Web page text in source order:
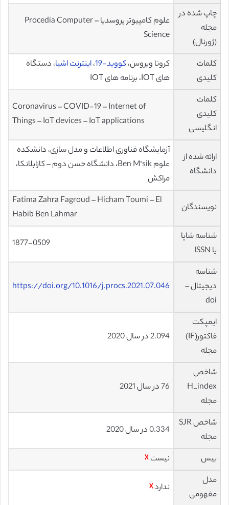
چاپ شده در
مجله
(ژورنال)
علوم کامپیوتر پروسدیا – Procedia Computer
Science
کلمات
کلیدی
کرونا ویروس،کووید-19 ،اینترنت اشیا، دستگاه
های IOT، برنامه های IOT
کلمات
کلیدی
انگلیسی
Coronavirus – COVID-19 – Internet of
Things – IoT devices – IoT applications
ارائه شده از
دانشگاه
آزمایشگاه فناوری اطلاعات و مدل سازی، دانشکده
علوم Ben M’sik، دانشگاه حسن دوم – کازابلانکا،
مراکش
نویسندگان
Fatima Zahra Fagroud – Hicham Toumi – El
Habib Ben Lahmar
شناسه شاپا
یا ISSN
1877-0509
شناسه
دیجیتال –
doi
https://doi.org/10.1016/j.procs.2021.07.046
ایمپکت
فاکتور(IF)
مجله
2.094 در سال 2020
شاخص
H_index
مجله
76 در سال 2021
شاخص SJR
مجله
0.334 در سال 2020
بیس نیست☓
مدل
مفهومی
ندارد☓